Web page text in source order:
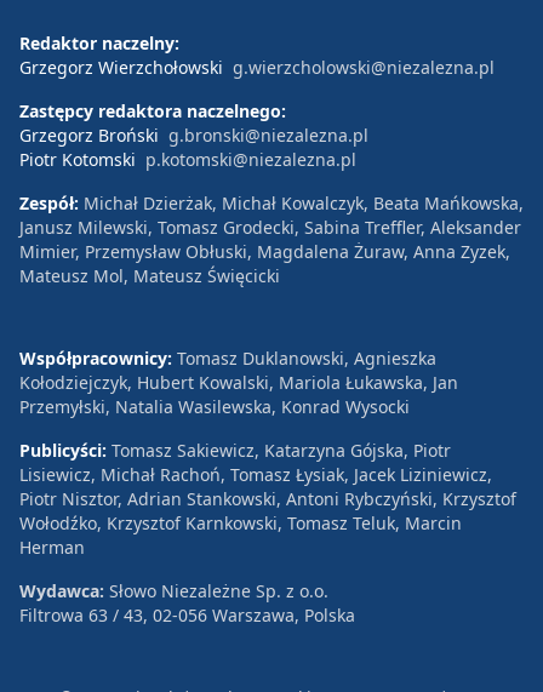
Redaktor naczelny:
Grzegorz Wierzchołowski g.wierzcholowski@niezalezna.pl
Zastępcy redaktora naczelnego:
Grzegorz Broński g.bronski@niezalezna.pl
Piotr Kotomski p.kotomski@niezalezna.pl
Zespół: Michał Dzierżak, Michał Kowalczyk, Beata Mańkowska,
Janusz Milewski, Tomasz Grodecki, Sabina Treffler, Aleksander
Mimier, Przemysław Obłuski, Magdalena Żuraw, Anna Zyzek,
Mateusz Mol, Mateusz Święcicki
Współpracownicy: Tomasz Duklanowski, Agnieszka
Kołodziejczyk, Hubert Kowalski, Mariola Łukawska, Jan
Przemyłski, Natalia Wasilewska, Konrad Wysocki
Publicyści: Tomasz Sakiewicz, Katarzyna Gójska, Piotr
Lisiewicz, Michał Rachoń, Tomasz Łysiak, Jacek Liziniewicz,
Piotr Nisztor, Adrian Stankowski, Antoni Rybczyński, Krzysztof
Wołodźko, Krzysztof Karnkowski, Tomasz Teluk, Marcin
Herman
Wydawca: Słowo Niezależne Sp. z o.o.
Filtrowa 63 / 43, 02-056 Warszawa, Polska